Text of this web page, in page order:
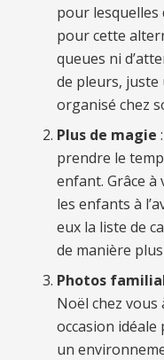
pour
pour cette
queues ni
de pleurs,
organisé chez
Plus de magie
prendre le
enfant. Grâce
les enfants à
eux la liste de
de manière
Photos
Noël chez
occasion
un